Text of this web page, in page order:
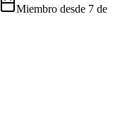
Miembro desde 7 de